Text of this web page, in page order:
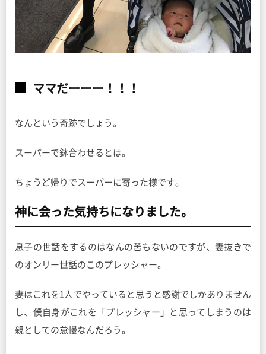
ママだーーー！！！
なんという奇跡でしょう。
スーパーで鉢合わせるとは。
ちょうど帰りでスーパーに寄った様です。
神に会った気持ちになりました。
息子の世話をするのはなんの苦もないのですが、妻抜きで
のオンリー世話のこのプレッシャー。
妻はこれを1人でやっていると思うと感謝でしかありません
し、僕自身がこれを「プレッシャー」と思ってしまうのは
親としての怠慢なんだろう。